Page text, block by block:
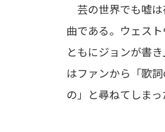
芸の世界でも嘘は
曲である。ウェス
ともにジョンが書
はファンから「歌
の」と尋ねてしまっ